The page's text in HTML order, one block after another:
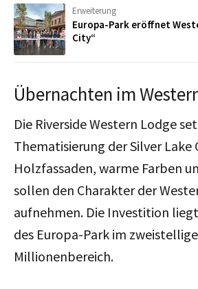
Erweiterung
Europa-Park eröffnet
City“
Übernachten im
Die Riverside Western Lodge
Thematisierung der Silver Lake
Holzfassaden, warme Farben
sollen den Charakter der
aufnehmen. Die Investition
des Europa-Park im
Millionenbereich.